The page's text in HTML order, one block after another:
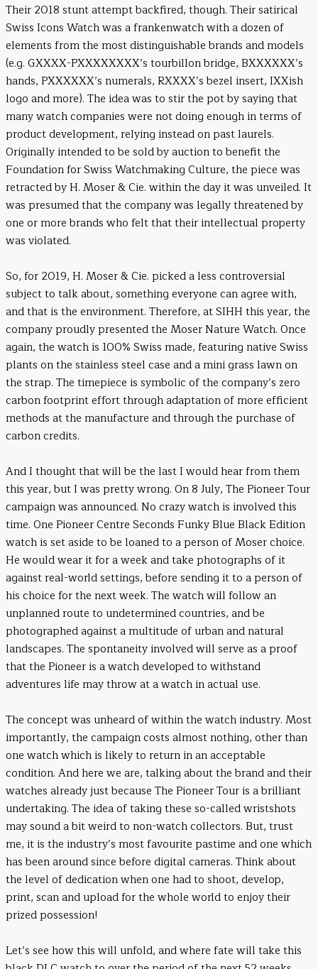
Their 2018 stunt attempt backfired, though. Their satirical
Swiss Icons Watch was a frankenwatch with a dozen of
elements from the most distinguishable brands and models
(e.g. GXXXX-PXXXXXXXX’s tourbillon bridge, BXXXXXX’s
hands, PXXXXXX’s numerals, RXXXX’s bezel insert, IXXish
logo and more). The idea was to stir the pot by saying that
many watch companies were not doing enough in terms of
product development, relying instead on past laurels.
Originally intended to be sold by auction to benefit the
Foundation for Swiss Watchmaking Culture, the piece was
retracted by H. Moser & Cie. within the day it was unveiled. It
was presumed that the company was legally threatened by
one or more brands who felt that their intellectual property
was violated.
So, for 2019, H. Moser & Cie. picked a less controversial
subject to talk about, something everyone can agree with,
and that is the environment. Therefore, at SIHH this year, the
company proudly presented the Moser Nature Watch. Once
again, the watch is 100% Swiss made, featuring native Swiss
plants on the stainless steel case and a mini grass lawn on
the strap. The timepiece is symbolic of the company’s zero
carbon footprint effort through adaptation of more efficient
methods at the manufacture and through the purchase of
carbon credits.
And I thought that will be the last I would hear from them
this year, but I was pretty wrong. On 8 July, The Pioneer Tour
campaign was announced. No crazy watch is involved this
time. One Pioneer Centre Seconds Funky Blue Black Edition
watch is set aside to be loaned to a person of Moser choice.
He would wear it for a week and take photographs of it
against real-world settings, before sending it to a person of
his choice for the next week. The watch will follow an
unplanned route to undetermined countries, and be
photographed against a multitude of urban and natural
landscapes. The spontaneity involved will serve as a proof
that the Pioneer is a watch developed to withstand
adventures life may throw at a watch in actual use.
The concept was unheard of within the watch industry. Most
importantly, the campaign costs almost nothing, other than
one watch which is likely to return in an acceptable
condition. And here we are, talking about the brand and their
watches already just because The Pioneer Tour is a brilliant
undertaking. The idea of taking these so-called wristshots
may sound a bit weird to non-watch collectors. But, trust
me, it is the industry’s most favourite pastime and one which
has been around since before digital cameras. Think about
the level of dedication when one had to shoot, develop,
print, scan and upload for the whole world to enjoy their
prized possession!
Let’s see how this will unfold, and where fate will take this